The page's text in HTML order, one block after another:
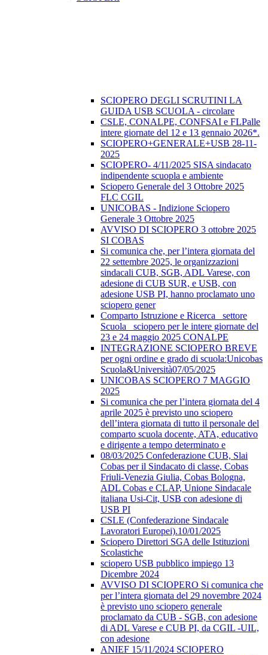
SCIOPERO DEGLI SCRUTINI LA
GUIDA USB SCUOLA - circolare
CSLE, CONALPE, CONFSAI e FLPalle
intere giornate del 12 e 13 gennaio 2026*.
SCIOPERO+GENERALE+USB 28-11-
2025
SCIOPERO- 4/11/2025 SISA sindacato
indipendente scuopla e ambiente
Sciopero Generale del 3 Ottobre 2025
FLC CGIL
UNICOBAS - Indizione Sciopero
Generale 3 Ottobre 2025
AVVISO DI SCIOPERO 3 ottobre 2025
SI COBAS
Si comunica che, per l’intera giornata del
22 settembre 2025, le organizzazioni
sindacali CUB, SGB, ADL Varese, con
adesione di CUB SUR, e USB, con
adesione USB PI, hanno proclamato uno
sciopero gener
Comparto Istruzione e Ricerca_ settore
Scuola_ sciopero per le intere giornate del
23 e 24 maggio 2025 CONALPE
INTEGRAZIONE SCIOPERO BREVE
per ogni ordine e grado di scuola:Unicobas
Scuola&Università07/05/2025
UNICOBAS SCIOPERO 7 MAGGIO
2025
Si comunica che per l’intera giornata del 4
aprile 2025 è previsto uno sciopero
dell’intera giornata di tutto il personale del
comparto scuola docente, ATA, educativo
e dirigente a tempo determinato e
08/03/2025 Confederazione CUB, Slai
Cobas per il Sindacato di classe, Cobas
Friuli-Venezia Giulia, Cobas Bologna,
ADL Cobas e CLAP, Unione Sindacale
italiana Usi-Cit, USB con adesione di
USB PI
CSLE (Confederazione Sindacale
Lavoratori Europei).10/01/2025
Sciopero Direttori SGA delle Istituzioni
Scolastiche
sciopero USB pubblico impiego 13
Dicembre 2024
AVVISO DI SCIOPERO Si comunica che
per l’intera giornata del 29 novembre 2024
è previsto uno sciopero generale
proclamato da CUB - SGB, con adesione
di ADL Varese e CUB PI, da CGIL -UIL,
con adesione
ANIEF 15/11/2024 SCIOPERO